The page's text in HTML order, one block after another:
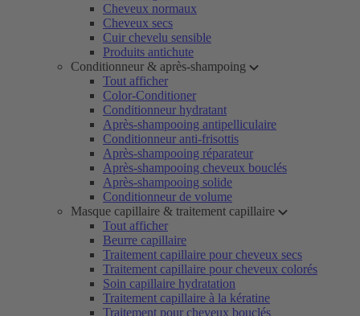
Cheveux normaux
Cheveux secs
Cuir chevelu sensible
Produits antichute
Conditionneur & après-shampoing
Tout afficher
Color-Conditioner
Conditionneur hydratant
Après-shampooing antipelliculaire
Conditionneur anti-frisottis
Après-shampooing réparateur
Après-shampooing cheveux bouclés
Après-shampooing solide
Conditionneur de volume
Masque capillaire & traitement capillaire
Tout afficher
Beurre capillaire
Traitement capillaire pour cheveux secs
Traitement capillaire pour cheveux colorés
Soin capillaire hydratation
Traitement capillaire à la kératine
Traitement pour cheveux bouclés